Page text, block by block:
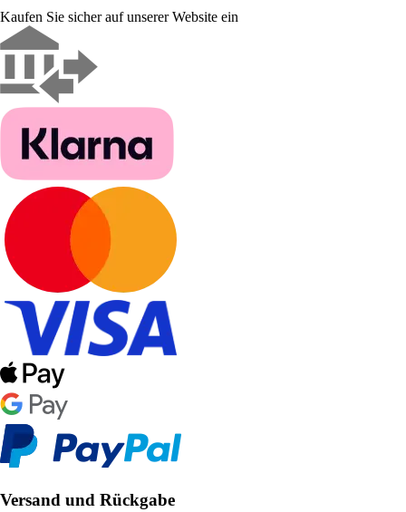
Kaufen Sie sicher auf unserer Website ein
Versand und Rückgabe